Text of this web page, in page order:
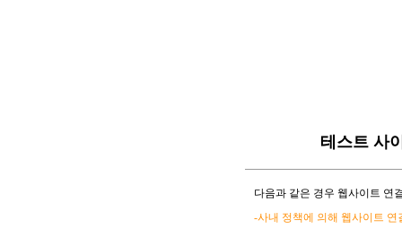
테스트 사
다음과 같은 경우 웹사이트 연
-사내 정책에 의해 웹사이트